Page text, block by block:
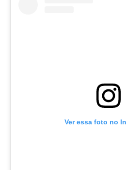
Ver essa foto no